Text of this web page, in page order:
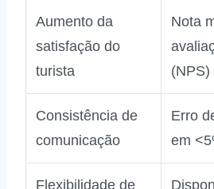
Aumento da
satisfação do
turista
Nota
(NPS)
Consistência de
comunicação
Erro
em
Flexibilidade de